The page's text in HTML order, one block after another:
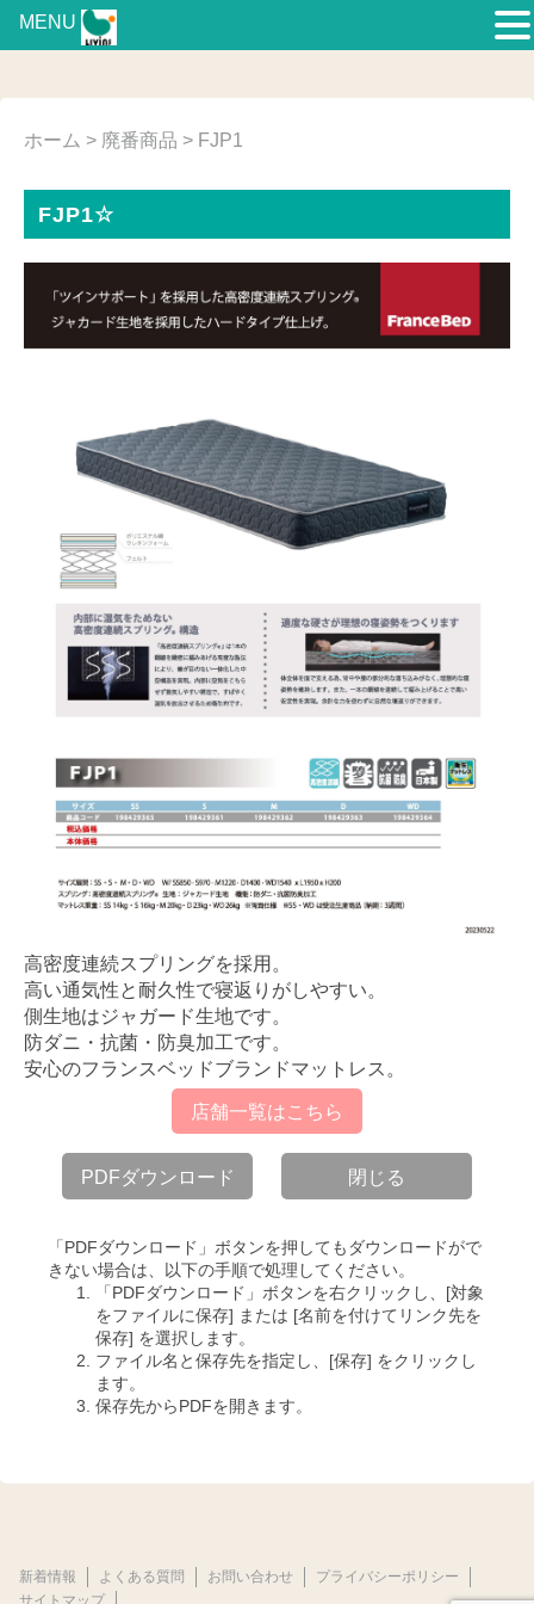
ホーム > 廃番商品 > FJP1
FJP1☆
高密度連続スプリングを採用。
高い通気性と耐久性で寝返りがしやすい。
側生地はジャガード生地です。
防ダニ・抗菌・防臭加工です。
安心のフランスベッドブランドマットレス。
店舗一覧はこちら
PDFダウンロード 閉じる
「PDFダウンロード」ボタンを押してもダウンロードがで
きない場合は、以下の手順で処理してください。
「PDFダウンロード」ボタンを右クリックし、[対象
をファイルに保存] または [名前を付けてリンク先を
保存] を選択します。
ファイル名と保存先を指定し、[保存] をクリックし
ます。
保存先からPDFを開きます。
新着情報 よくある質問 お問い合わせ
プライバシーポリシー
サイトマップ
MENU